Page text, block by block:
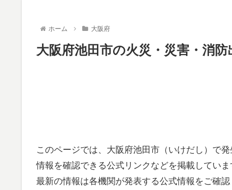
ホーム 大阪府
大阪府池田市の火災・災害・消防
このページでは、大阪府池田市（いけだし）で
情報を確認できる公式リンクなどを掲載していま
最新の情報は各機関が発表する公式情報をご確